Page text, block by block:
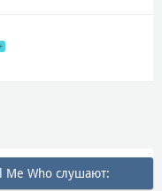
Me Who слушают: